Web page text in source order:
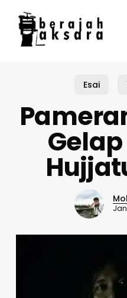
main
content
Esai